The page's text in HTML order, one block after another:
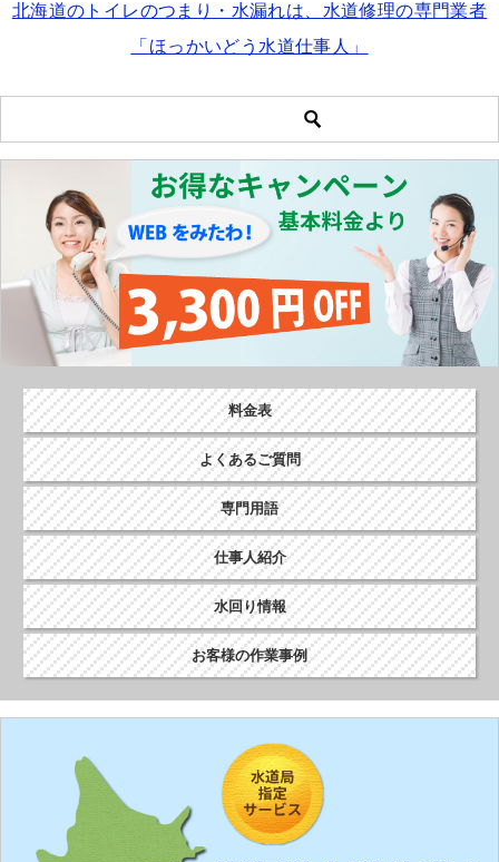
c
b
o
o
k
tt ai
l
北海道のトイレのつまり・水漏れは、水道修理の専門業者
「ほっかいどう水道仕事人」
料金表
よくあるご質問
専門用語
仕事人紹介
水回り情報
お客様の作業事例